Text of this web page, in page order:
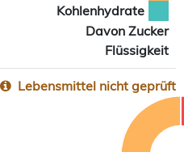
Kohlenhydrate
Davon Zucker
Flüssigkeit
Lebensmittel nicht geprüft